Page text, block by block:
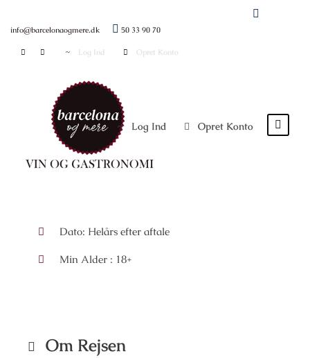
info@barcelonaogmere.dk 50 33 90 70
Log Ind Opret Konto
Log Ind Opret Konto
8 dages luksus vinrejse
Dato: Helårs efter aftale
Min Alder : 18+
Om Rejsen